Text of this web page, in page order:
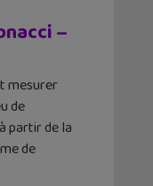
–
mesurer
de
partir de la
de